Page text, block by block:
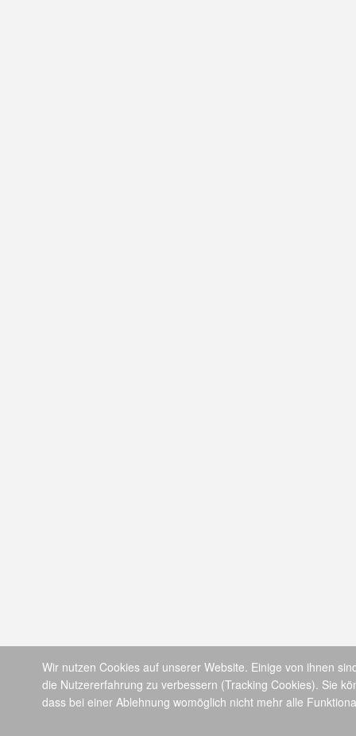
Wir nutzen Cookies auf unserer Website. Einige von ihnen
die Nutzererfahrung zu verbessern (Tracking Cookies). Sie
dass bei einer Ablehnung womöglich nicht mehr alle